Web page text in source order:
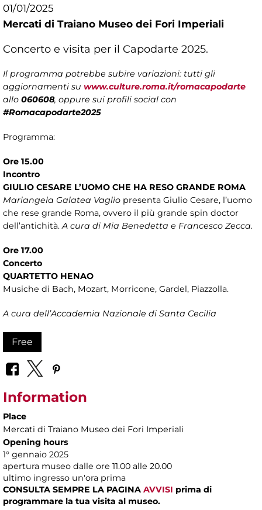
01/01/2025
Mercati di Traiano Museo dei Fori Imperiali
Concerto e visita per il Capodarte 2025.
Il programma potrebbe subire variazioni: tutti gli
aggiornamenti su www.culture.roma.it/romacapodarte
allo 060608, oppure sui profili social con
#Romacapodarte2025
Programma:
Ore 15.00
Incontro
GIULIO CESARE L’UOMO CHE HA RESO GRANDE ROMA
Mariangela Galatea Vaglio presenta Giulio Cesare, l’uomo
che rese grande Roma, ovvero il più grande spin doctor
dell’antichità.A cura di Mia Benedetta e Francesco Zecca.
Ore 17.00
Concerto
QUARTETTO HENAO
Musiche di Bach, Mozart, Morricone, Gardel, Piazzolla.
A cura dell’Accademia Nazionale di Santa Cecilia
Free
Information
Place
Mercati di Traiano Museo dei Fori Imperiali
Opening hours
1° gennaio 2025
apertura museo dalle ore 11.00 alle 20.00
ultimo ingresso un'ora prima
CONSULTA SEMPRE LA PAGINA AVVISI prima di
programmare la tua visita al museo.